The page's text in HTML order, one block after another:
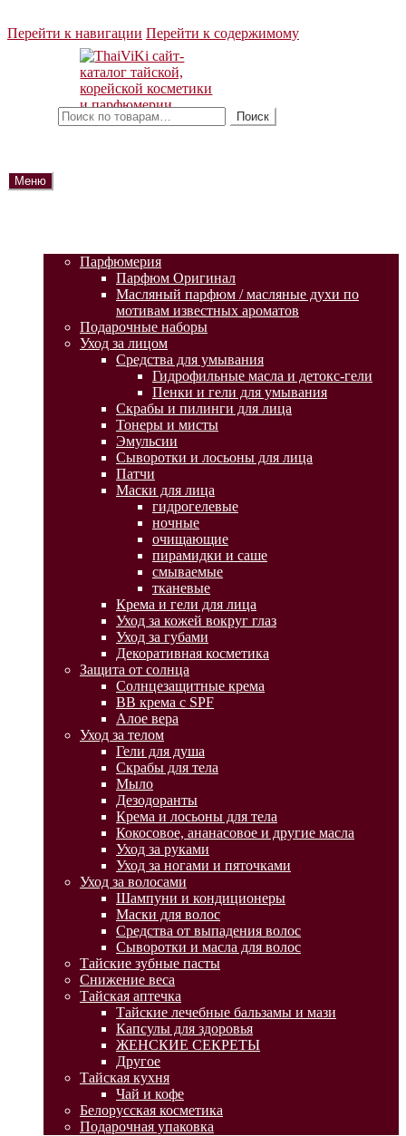
Перейти к навигации Перейти к содержимому
Поиск
Меню
Парфюмерия
Парфюм Оригинал
Масляный парфюм / масляные духи по
мотивам известных ароматов
Подарочные наборы
Уход за лицом
Средства для умывания
Гидрофильные масла и детокс-гели
Пенки и гели для умывания
Скрабы и пилинги для лица
Тонеры и мисты
Эмульсии
Сыворотки и лосьоны для лица
Патчи
Маски для лица
гидрогелевые
ночные
очищающие
пирамидки и саше
смываемые
тканевые
Крема и гели для лица
Уход за кожей вокруг глаз
Уход за губами
Декоративная косметика
Защита от солнца
Солнцезащитные крема
BB крема с SPF
Алое вера
Уход за телом
Гели для душа
Скрабы для тела
Мыло
Дезодоранты
Крема и лосьоны для тела
Кокосовое, ананасовое и другие масла
Уход за руками
Уход за ногами и пяточками
Уход за волосами
Шампуни и кондиционеры
Маски для волос
Средства от выпадения волос
Сыворотки и масла для волос
Тайские зубные пасты
Снижение веса
Тайская аптечка
Тайские лечебные бальзамы и мази
Капсулы для здоровья
ЖЕНСКИЕ СЕКРЕТЫ
Другое
Тайская кухня
Чай и кофе
Белорусская косметика
Подарочная упаковка